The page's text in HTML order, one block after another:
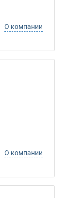
О компании
О компании